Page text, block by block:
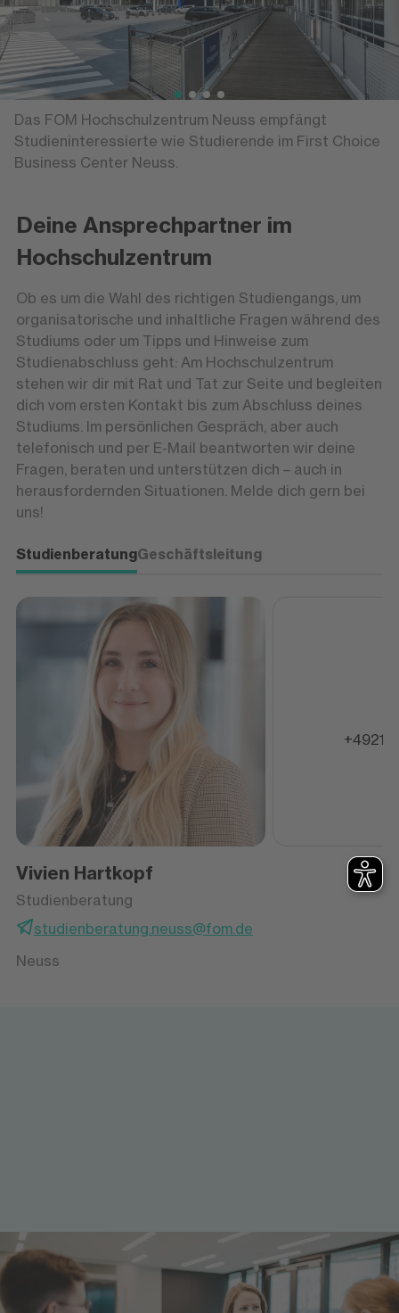
Das FOM Hochschulzentrum Neuss empfängt
Studieninteressierte wie Studierende im First Choice
Business Center Neuss.
Deine Ansprechpartner im
Hochschulzentrum
Ob es um die Wahl des richtigen Studiengangs, um
organisatorische und inhaltliche Fragen während des
Studiums oder um Tipps und Hinweise zum
Studienabschluss geht: Am Hochschulzentrum
stehen wir dir mit Rat und Tat zur Seite und begleiten
dich vom ersten Kontakt bis zum Abschluss deines
Studiums. Im persönlichen Gespräch, aber auch
telefonisch und per E-Mail beantworten wir deine
Fragen, beraten und unterstützen dich – auch in
herausfordernden Situationen. Melde dich gern bei
uns!
StudienberatungGeschäftsleitung
Vivien Hartkopf
Studienberatung
studienberatung.neuss@fom.de
Neuss
Lehrende am Hochschulzentrum